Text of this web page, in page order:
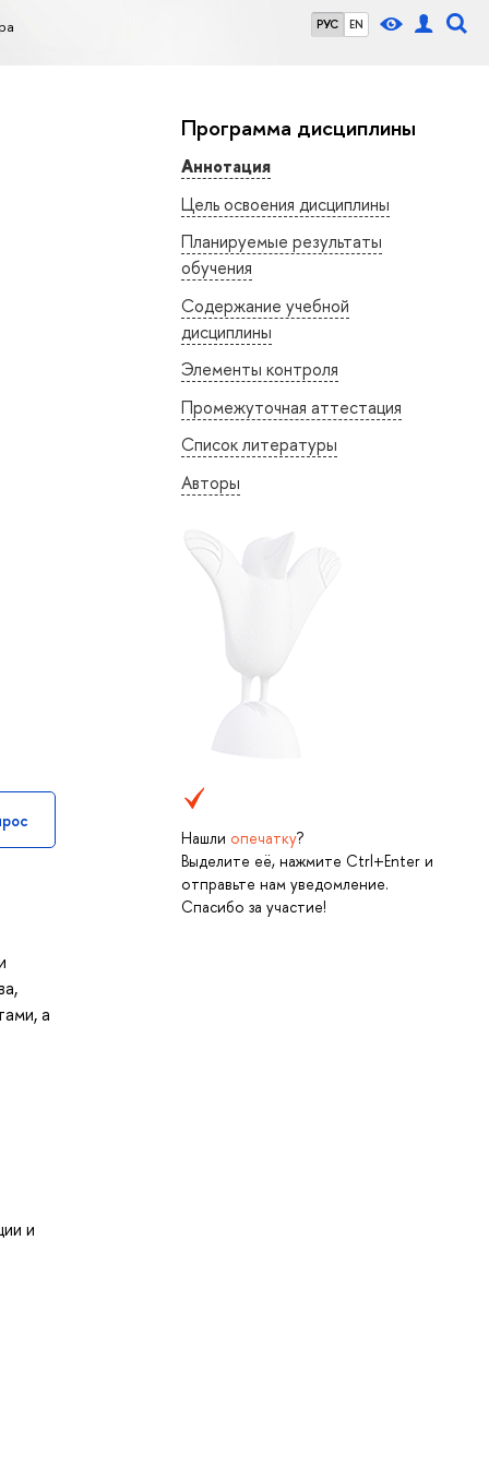
РУС EN
Программа дисциплины
Аннотация
Цель освоения дисциплины
Планируемые результаты
обучения
Содержание учебной
дисциплины
Элементы контроля
Промежуточная аттестация
Список литературы
Авторы
Нашли опечатку?
Выделите её, нажмите Ctrl+Enter и
отправьте нам уведомление.
Спасибо за участие!
а
и